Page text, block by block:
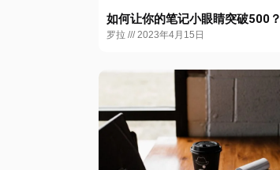
如何让你的笔记小眼睛突破500？
罗拉 2023年4月15日